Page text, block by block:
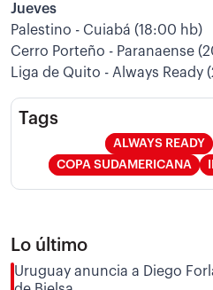
Jueves
Palestino - Cuiabá (18:00 hb)
Cerro Porteño - Paranaense
Liga de Quito - Always Ready
Tags
ALWAYS READY
COPA SUDAMERICANA
Lo último
Uruguay anuncia a Diego